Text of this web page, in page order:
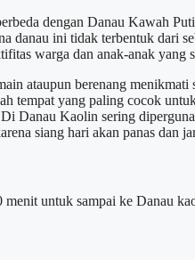
dengan Danau Kawah
danau ini tidak terbentuk dari
warga dan anak-anak yang
ataupun berenang
tempat yang paling cocok
Danau Kaolin sering
siang hari akan panas dan
untuk sampai ke Danau